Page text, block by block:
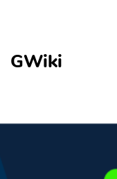
GWiki